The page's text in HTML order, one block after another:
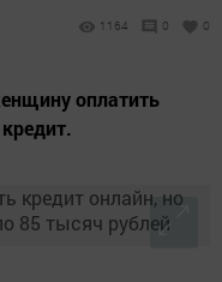
1164 0 0
оплатить